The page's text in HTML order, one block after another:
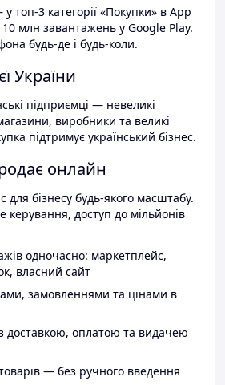
топ-3 категорії «Покупки» в App
млн завантажень у Google Play.
будь-де і будь-коли.
України
підприємці — невеликі
виробники та великі
підтримує український бізнес.
онлайн
бізнесу будь-якого масштабу.
керування, доступ до мільйонів
одночасно: маркетплейс,
власний сайт
замовленнями та цінами в
з доставкою, оплатою та видачею
— без ручного введення